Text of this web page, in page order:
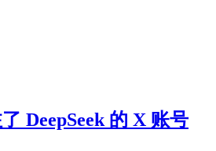
DeepSeek 的 X 账号